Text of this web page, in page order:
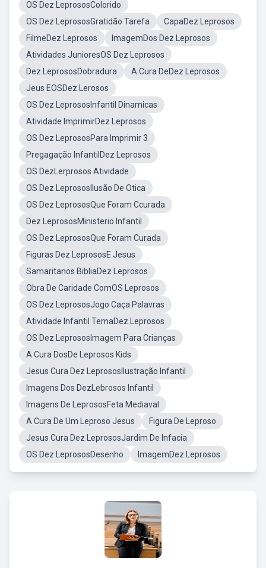
OS Dez LeprososColorido
OS Dez LeprososGratidão Tarefa
CapaDez Leprosos
FilmeDez Leprosos
ImagemDos Dez Leprosos
Atividades JunioresOS Dez Leprosos
Dez LeprososDobradura
A Cura DeDez Leprosos
Jeus EOSDez Lerosos
OS Dez LeprososInfantil Dinamicas
Atividade ImprimirDez Leprosos
OS Dez LeprososPara Imprimir 3
Pregagação InfantilDez Leprosos
OS DezLerprosos Atividade
OS Dez LeprososIlusão De Otica
OS Dez LeprososQue Foram Ccurada
Dez LeprososMinisterio Infantil
OS Dez LeprososQue Foram Curada
Figuras Dez LeprososE Jesus
Samaritanos BibliaDez Leprosos
Obra De Caridade ComOS Leprosos
OS Dez LeprososJogo Caça Palavras
Atividade Infantil TemaDez Leprosos
OS Dez LeprososImagem Para Crianças
A Cura DosDe Leprosos Kids
Jesus Cura Dez LeprososIlustração Infantil
Imagens Dos DezLebrosos Infantil
Imagens De LeprososFeta Mediaval
A Cura De Um Leproso Jesus
Figura De Leproso
Jesus Cura Dez LeprososJardim De Infacia
OS Dez LeprososDesenho
ImagemDez Leprosos